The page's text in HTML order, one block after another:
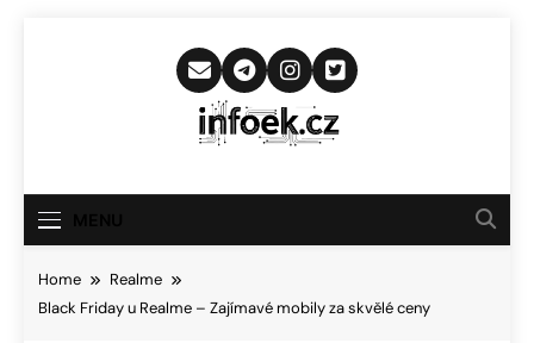
Infoek.cz
Novinkám
Home
Realme
Black Friday u Realme – Zajímavé mobily za skvělé ceny